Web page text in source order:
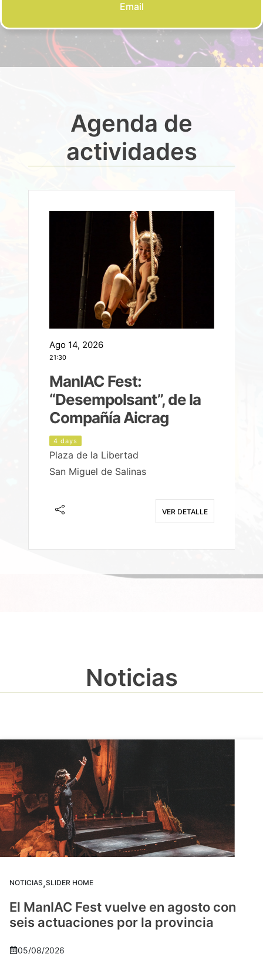
Email
Agenda de
actividades
Ago 14, 2026
21:30
ManIAC Fest:
“Desempolsant”, de la
Compañía Aicrag
4 days
Plaza de la Libertad
San Miguel de Salinas
VER DETALLE
Noticias
NOTICIAS,SLIDER HOME
El ManIAC Fest vuelve en agosto con
seis actuaciones por la provincia
05/08/2026